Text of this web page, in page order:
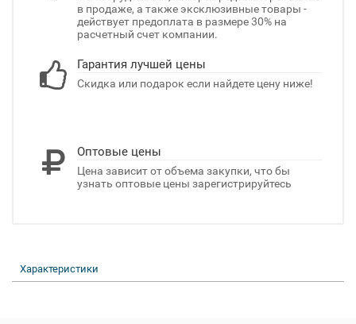
в продаже, а также эксклюзивные товары -
действует предоплата в размере 30% на
расчетный счет компании.
Гарантия лучшей цены
Скидка или подарок если найдете цену ниже!
Оптовые цены
Цена зависит от объема закупки, что бы
узнать оптовые цены зарегистрируйтесь
Характеристики